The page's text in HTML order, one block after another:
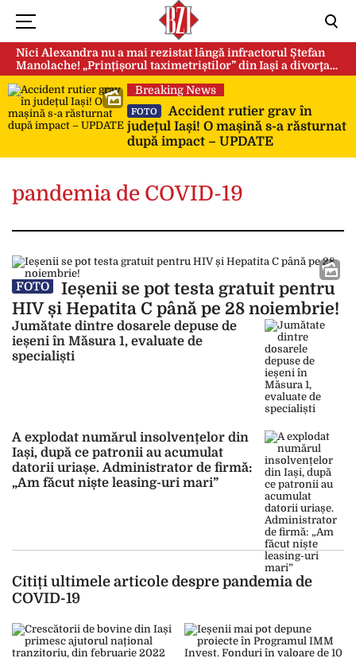
Nici Alexandra nu a mai rezistat lângă infractorul Ștefan
Manolache! „Prințișorul taximetriștilor” din Iași a divorţat
după doi ani de căsnicie
Breaking News
FOTO
Accident rutier grav în
județul Iași! O mașină s-a răsturnat
după impact – UPDATE
pandemia de COVID-19
FOTO
Ieșenii se pot testa gratuit pentru
HIV și Hepatita C până pe 28 noiembrie!
Jumătate dintre dosarele depuse de
ieșeni în Măsura 1, evaluate de
specialiști
A explodat numărul insolvențelor din
Iași, după ce patronii au acumulat
datorii uriașe. Administrator de firmă:
„Am făcut niște leasing-uri mari”
Citiți ultimele articole despre pandemia de
COVID-19